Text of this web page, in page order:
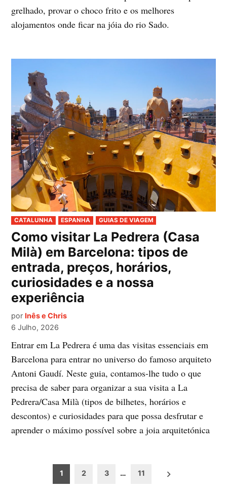
grelhado, provar o choco frito e os melhores
alojamentos onde ficar na jóia do rio Sado.
PUBLICADO
EM
CATALUNHA ESPANHA GUIAS DE VIAGEM
Como visitar La Pedrera (Casa
Milà) em Barcelona: tipos de
entrada, preços, horários,
curiosidades e a nossa
experiência
por Inês e Chris
6 Julho, 2026
Entrar em La Pedrera é uma das visitas essenciais em
Barcelona para entrar no universo do famoso arquiteto
Antoni Gaudí. Neste guia, contamos-lhe tudo o que
precisa de saber para organizar a sua visita a La
Pedrera/Casa Milà (tipos de bilhetes, horários e
descontos) e curiosidades para que possa desfrutar e
aprender o máximo possível sobre a joia arquitetónica
Paginação
1 2 3 … 11